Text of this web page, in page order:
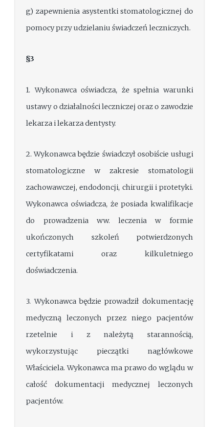
g) zapewnienia asystentki stomatologicznej do
pomocy przy udzielaniu świadczeń leczniczych.
§3
1. Wykonawca oświadcza, że spełnia warunki
ustawy o działalności leczniczej oraz o zawodzie
lekarza i lekarza dentysty.
2. Wykonawca będzie świadczył osobiście usługi
stomatologiczne w zakresie stomatologii
zachowawczej, endodoncji, chirurgii i protetyki.
Wykonawca oświadcza, że posiada kwalifikacje
do prowadzenia ww. leczenia w formie
ukończonych szkoleń potwierdzonych
certyfikatami oraz kilkuletniego
doświadczenia.
3. Wykonawca będzie prowadził dokumentację
medyczną leczonych przez niego pacjentów
rzetelnie i z należytą starannością,
wykorzystując pieczątki nagłówkowe
Właściciela. Wykonawca ma prawo do wglądu w
całość dokumentacji medycznej leczonych
pacjentów.